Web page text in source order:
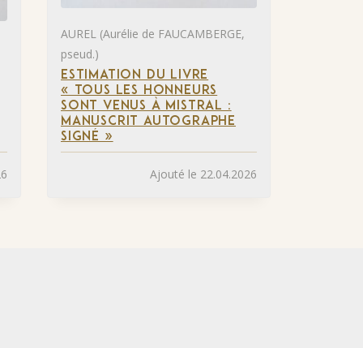
AUREL (Aurélie de FAUCAMBERGE,
pseud.)
ESTIMATION DU LIVRE
« TOUS LES HONNEURS
SONT VENUS À MISTRAL :
MANUSCRIT AUTOGRAPHE
SIGNÉ »
Ajouté le 22.04.2026